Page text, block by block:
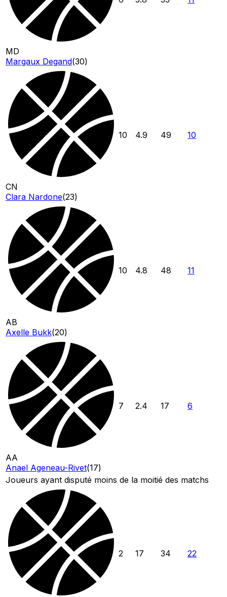
MD
Margaux Degand(30)
CN
Clara Nardone(23)
10 4.9 49 10
AB
Axelle Bukk(20)
10 4.8 48 11
AA
Anael Ageneau-Rivet(17)
7 2.4 17 6
Joueurs ayant disputé moins de la moitié des matchs
2 17 34 22